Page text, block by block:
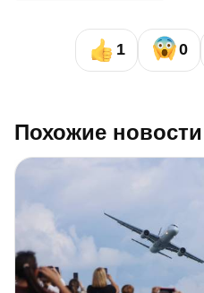
1 0
Похожие новости